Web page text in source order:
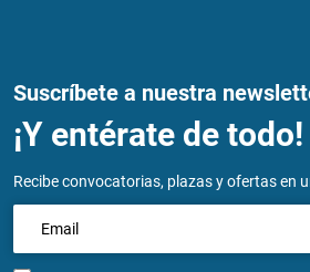
Suscríbete a nuestra
¡Y entérate de todo!
Recibe convocatorias, plazas y ofertas en